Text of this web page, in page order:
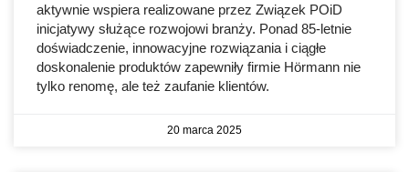
aktywnie wspiera realizowane przez Związek POiD
inicjatywy służące rozwojowi branży. Ponad 85-letnie
doświadczenie, innowacyjne rozwiązania i ciągłe
doskonalenie produktów zapewniły firmie Hörmann nie
tylko renomę, ale też zaufanie klientów.
20 marca 2025